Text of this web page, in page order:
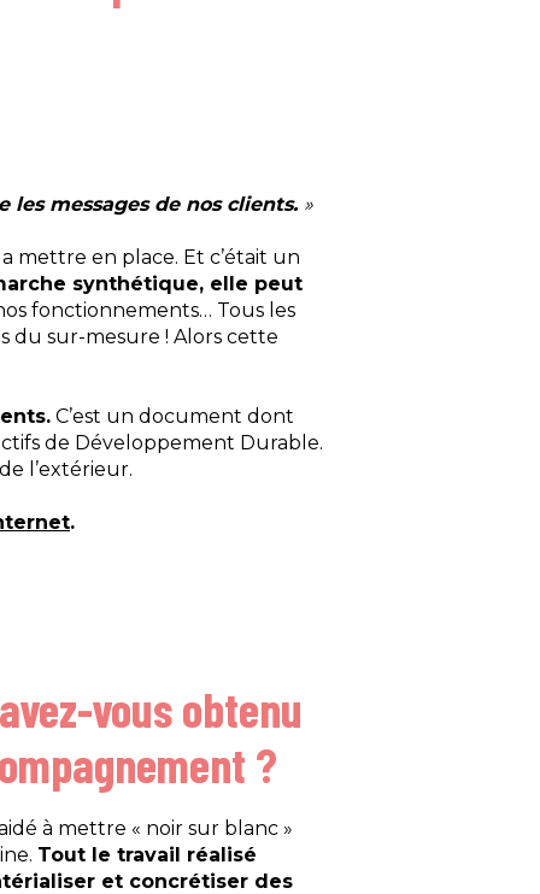
messages de nos clients. »
mettre en place. Et c’était un
synthétique, elle peut
fonctionnements… Tous les
du sur-mesure ! Alors cette
C’est un document dont
de Développement Durable.
l’extérieur.
.
vous obtenu
?
à mettre « noir sur blanc »
Tout le travail réalisé
et concrétiser des